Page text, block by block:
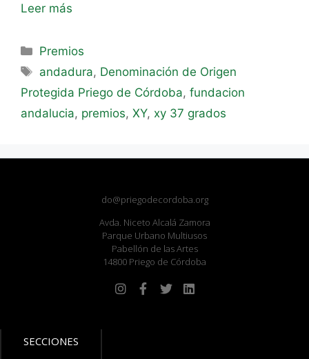
Leer más
Premios
andadura, Denominación de Origen
Protegida Priego de Córdoba, fundacion
andalucia, premios, XY, xy 37 grados
do@priegodecordoba.org
Avda. Niceto Alcalá Zamora
Parque Urbano Multiusos
Pabellón de las Artes
14800 Priego de Córdoba
SECCIONES